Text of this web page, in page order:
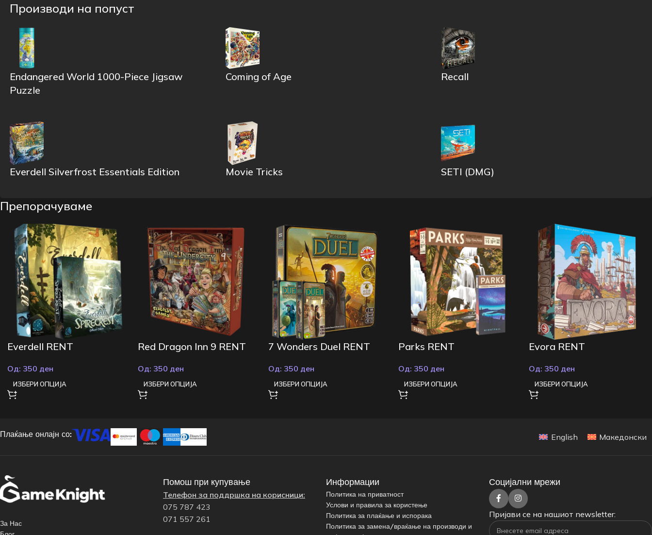
Производи на попуст
Endangered World 1000-Piece Jigsaw
Puzzle
Coming of Age Recall
Everdell Silverfrost Essentials Edition Movie Tricks SETI (DMG)
Препорачуваме
Everdell RENT
Од: 350 ден
ИЗБЕРИ ОПЦИЈА
Red Dragon Inn 9 RENT
Од: 350 ден
ИЗБЕРИ ОПЦИЈА
7 Wonders Duel RENT
Од: 350 ден
ИЗБЕРИ ОПЦИЈА
Parks RENT
Од: 350 ден
ИЗБЕРИ ОПЦИЈА
Evora RENT
Од: 350 ден
ИЗБЕРИ ОПЦИЈА
Плаќање онлајн со: English Македонски
За Нас
Помош при купување
Телефон за поддршка на корисници:
075 787 423
071 557 261
Информации
Политика на приватност
Услови и правила за користење
Политика за плаќање и испорака
Политика за замена/враќање на производи и
Социјални мрежи
Пријави се на нашиот newsletter: